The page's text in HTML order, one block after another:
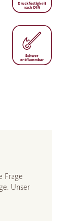
Frage
Unser